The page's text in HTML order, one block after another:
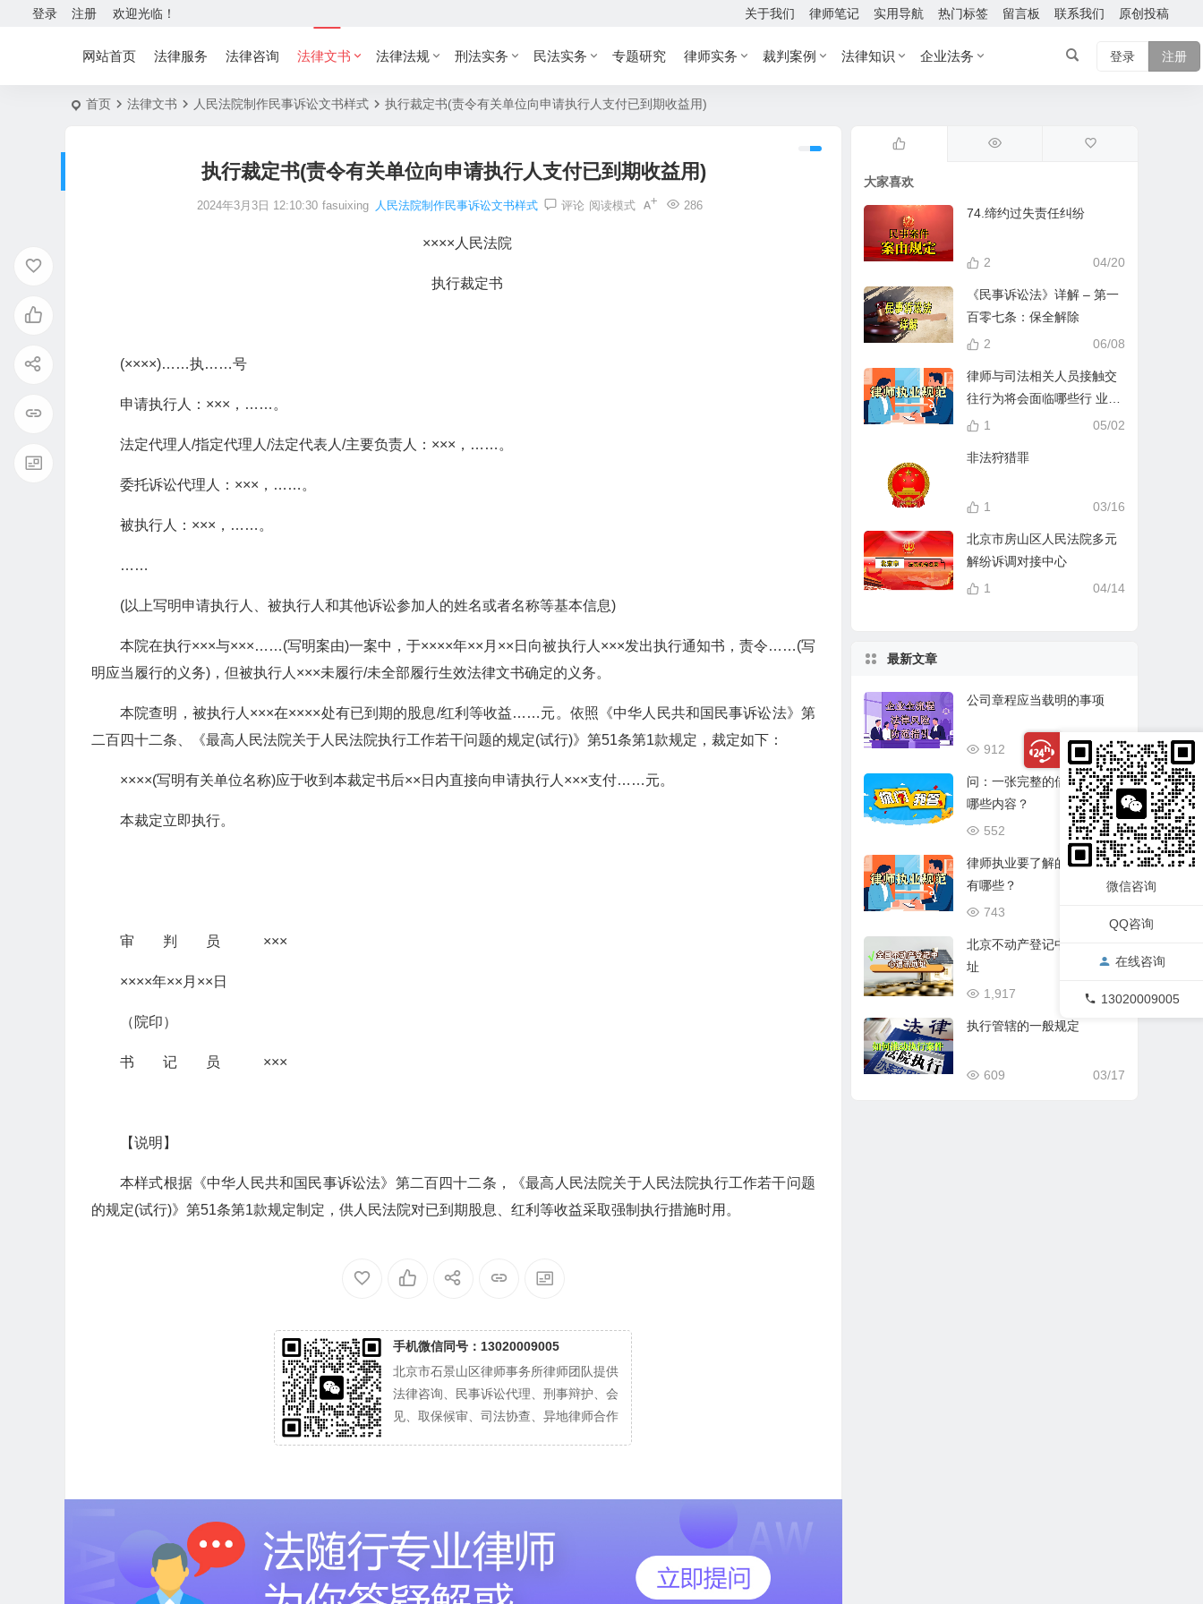
欢迎光临！
登录 注册 关于我们 律师笔记 实用导航 热门标签 留言板 联系我们 原创投稿
网站首页 法律服务 法律咨询 法律文书 法律法规 刑法实务 民法实务 专题研究 律师实务 裁判案例 法律知识 企业法务 登录 注册
首页 法律文书 人民法院制作民事诉讼文书样式 执行裁定书(责令有关单位向申请执行人支付已到期收益用)
执行裁定书(责令有关单位向申请执行人支付已到期收益用)
2024年3月3日 12:10:30 fasuixing 人民法院制作民事诉讼文书样式 评论 286
阅读模式
××××人民法院
执行裁定书
(××××)……执……号
申请执行人：×××，……。
法定代理人/指定代理人/法定代表人/主要负责人：×××，……。
委托诉讼代理人：×××，……。
被执行人：×××，……。
……
(以上写明申请执行人、被执行人和其他诉讼参加人的姓名或者名称等基本信息)
本院在执行×××与×××……(写明案由)一案中，于××××年××月××日向被执行人×××发出执行通知书，责令……(写
明应当履行的义务)，但被执行人×××未履行/未全部履行生效法律文书确定的义务。
本院查明，被执行人×××在××××处有已到期的股息/红利等收益……元。依照《中华人民共和国民事诉讼法》第
二百四十二条、《最高人民法院关于人民法院执行工作若干问题的规定(试行)》第51条第1款规定，裁定如下：
××××(写明有关单位名称)应于收到本裁定书后××日内直接向申请执行人×××支付……元。
本裁定立即执行。
审 判 员 ×××
××××年××月××日
（院印）
书 记 员 ×××
【说明】
本样式根据《中华人民共和国民事诉讼法》第二百四十二条，《最高人民法院关于人民法院执行工作若干问题
的规定(试行)》第51条第1款规定制定，供人民法院对已到期股息、红利等收益采取强制执行措施时用。
手机微信同号：13020009005
北京市石景山区律师事务所律师团队提供
法律咨询、民事诉讼代理、刑事辩护、会
见、取保候审、司法协查、异地律师合作
大家喜欢
74.缔约过失责任纠纷
04/20
2
《民事诉讼法》详解 – 第一
百零七条：保全解除
06/08
2
律师与司法相关人员接触交
往行为将会面临哪些行 业处
分？
05/02
1
非法狩猎罪
03/16
1
北京市房山区人民法院多元
解纷诉调对接中心
04/14
1
最新文章
公司章程应当载明的事项
03/17
912
问：一张完整的借条应该有
哪些内容？
03/17
552
律师执业要了解的基本规范
有哪些？
743
北京不动产登记中心通讯地
址
03/17
1,917
执行管辖的一般规定
03/17
609
微信咨询
QQ咨询
在线咨询
13020009005